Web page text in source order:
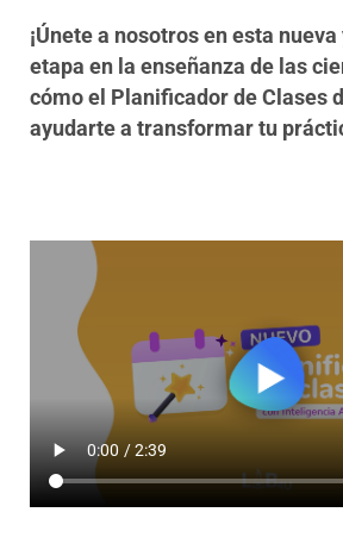
¡Únete a nosotros en esta
etapa en la enseñanza de las
cómo el Planificador de Clases
ayudarte a transformar tu